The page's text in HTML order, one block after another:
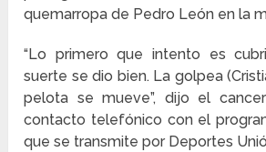
quemarropa de Pedro León en la
“Lo primero que intento es
suerte se dio bien. La golpea
pelota se mueve”, dijo el
contacto telefónico con el
que se transmite por Deportes